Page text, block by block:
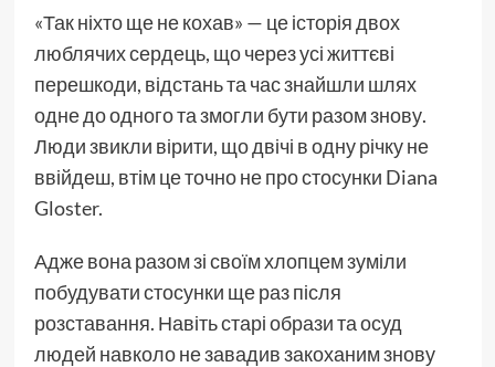
«Так ніхто ще не кохав» — це історія двох
люблячих сердець, що через усі життєві
перешкоди, відстань та час знайшли шлях
одне до одного та змогли бути разом знову.
Люди звикли вірити, що двічі в одну річку не
ввійдеш, втім це точно не про стосунки Diana
Gloster.
Адже вона разом зі своїм хлопцем зуміли
побудувати стосунки ще раз після
розставання. Навіть старі образи та осуд
людей навколо не завадив закоханим знову